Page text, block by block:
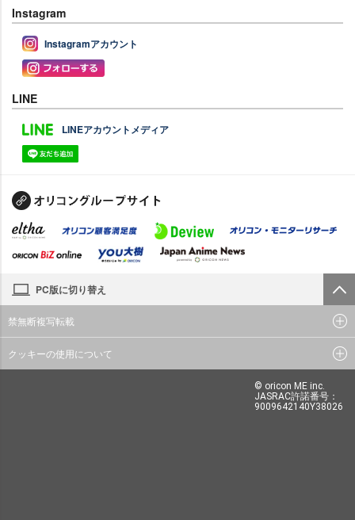
Instagram
Instagramアカウント
LINE
LINEアカウントメディア
PC版に切り替え
禁無断複写転載
クッキーの使用について
© oricon ME inc.
JASRAC許諾番号：
9009642140Y38026